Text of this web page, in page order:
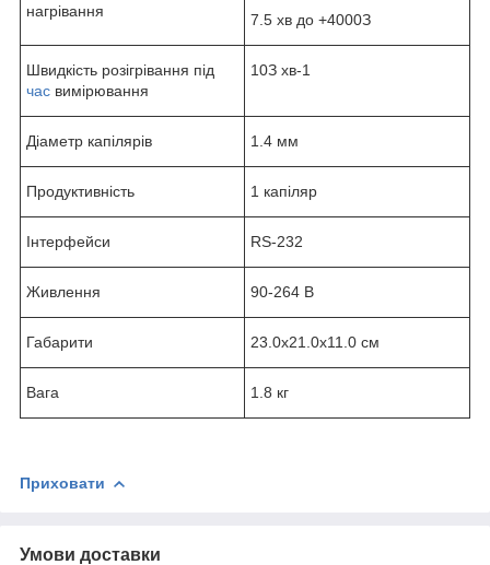
нагрівання
7.5 хв до +4000З
Швидкість розігрівання під
час вимірювання
10З хв-1
Діаметр капілярів 1.4 мм
Продуктивність 1 капіляр
Інтерфейси RS-232
Живлення 90-264 В
Габарити 23.0х21.0х11.0 см
Вага 1.8 кг
Приховати
Умови доставки